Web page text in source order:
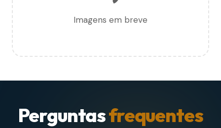
Imagens em breve
Perguntasfrequentes